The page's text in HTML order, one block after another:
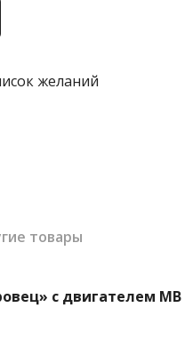
желаний
товары
с двигателем MB